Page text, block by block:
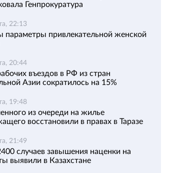
Генпрокуратура
22:13
параметры привлекательной женской
20:44
въездов в РФ из стран
Азии сократилось на 15%
19:48
из очереди на жилье
восстановили в правах в Таразе
21:49
случаев завышения наценки на
выявили в Казахстане